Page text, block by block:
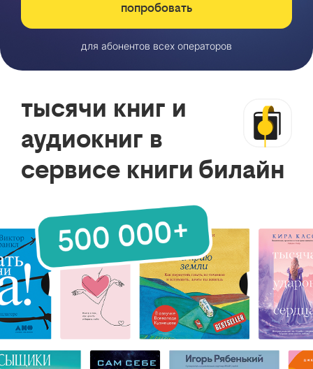
попробовать
для абонентов всех операторов
тысячи книг и
аудиокниг в
сервисе книги билайн